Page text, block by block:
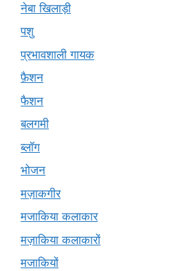
नेबा खिलाड़ी
पशु
प्रभावशाली गायक
फ़ैशन
फैशन
बलगमी
ब्लॉग
भोजन
मज़ाकगीर
मजाकिया कलाकार
मज़ाकिया कलाकारों
मजाकियों